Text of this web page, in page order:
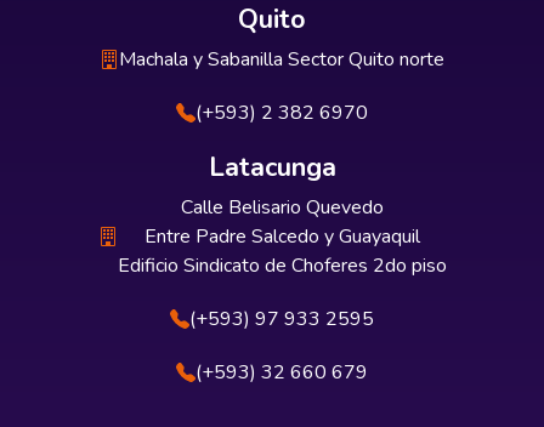
Quito
Machala y Sabanilla Sector Quito norte
(+593) 2 382 6970
Latacunga
Calle Belisario Quevedo
Entre Padre Salcedo y Guayaquil
Edificio Sindicato de Choferes 2do piso
(+593) 97 933 2595
(+593) 32 660 679